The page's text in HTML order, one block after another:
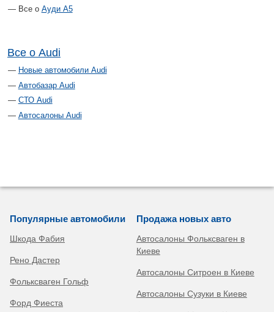
Все о Ауди А5
Все о Audi
Новые автомобили Audi
Автобазар Audi
СТО Audi
Автосалоны Audi
Популярные автомобили
Шкода Фабия
Рено Дастер
Фольксваген Гольф
Форд Фиеста
Продажа новых авто
Автосалоны Фольксваген в
Киеве
Автосалоны Ситроен в Киеве
Автосалоны Сузуки в Киеве